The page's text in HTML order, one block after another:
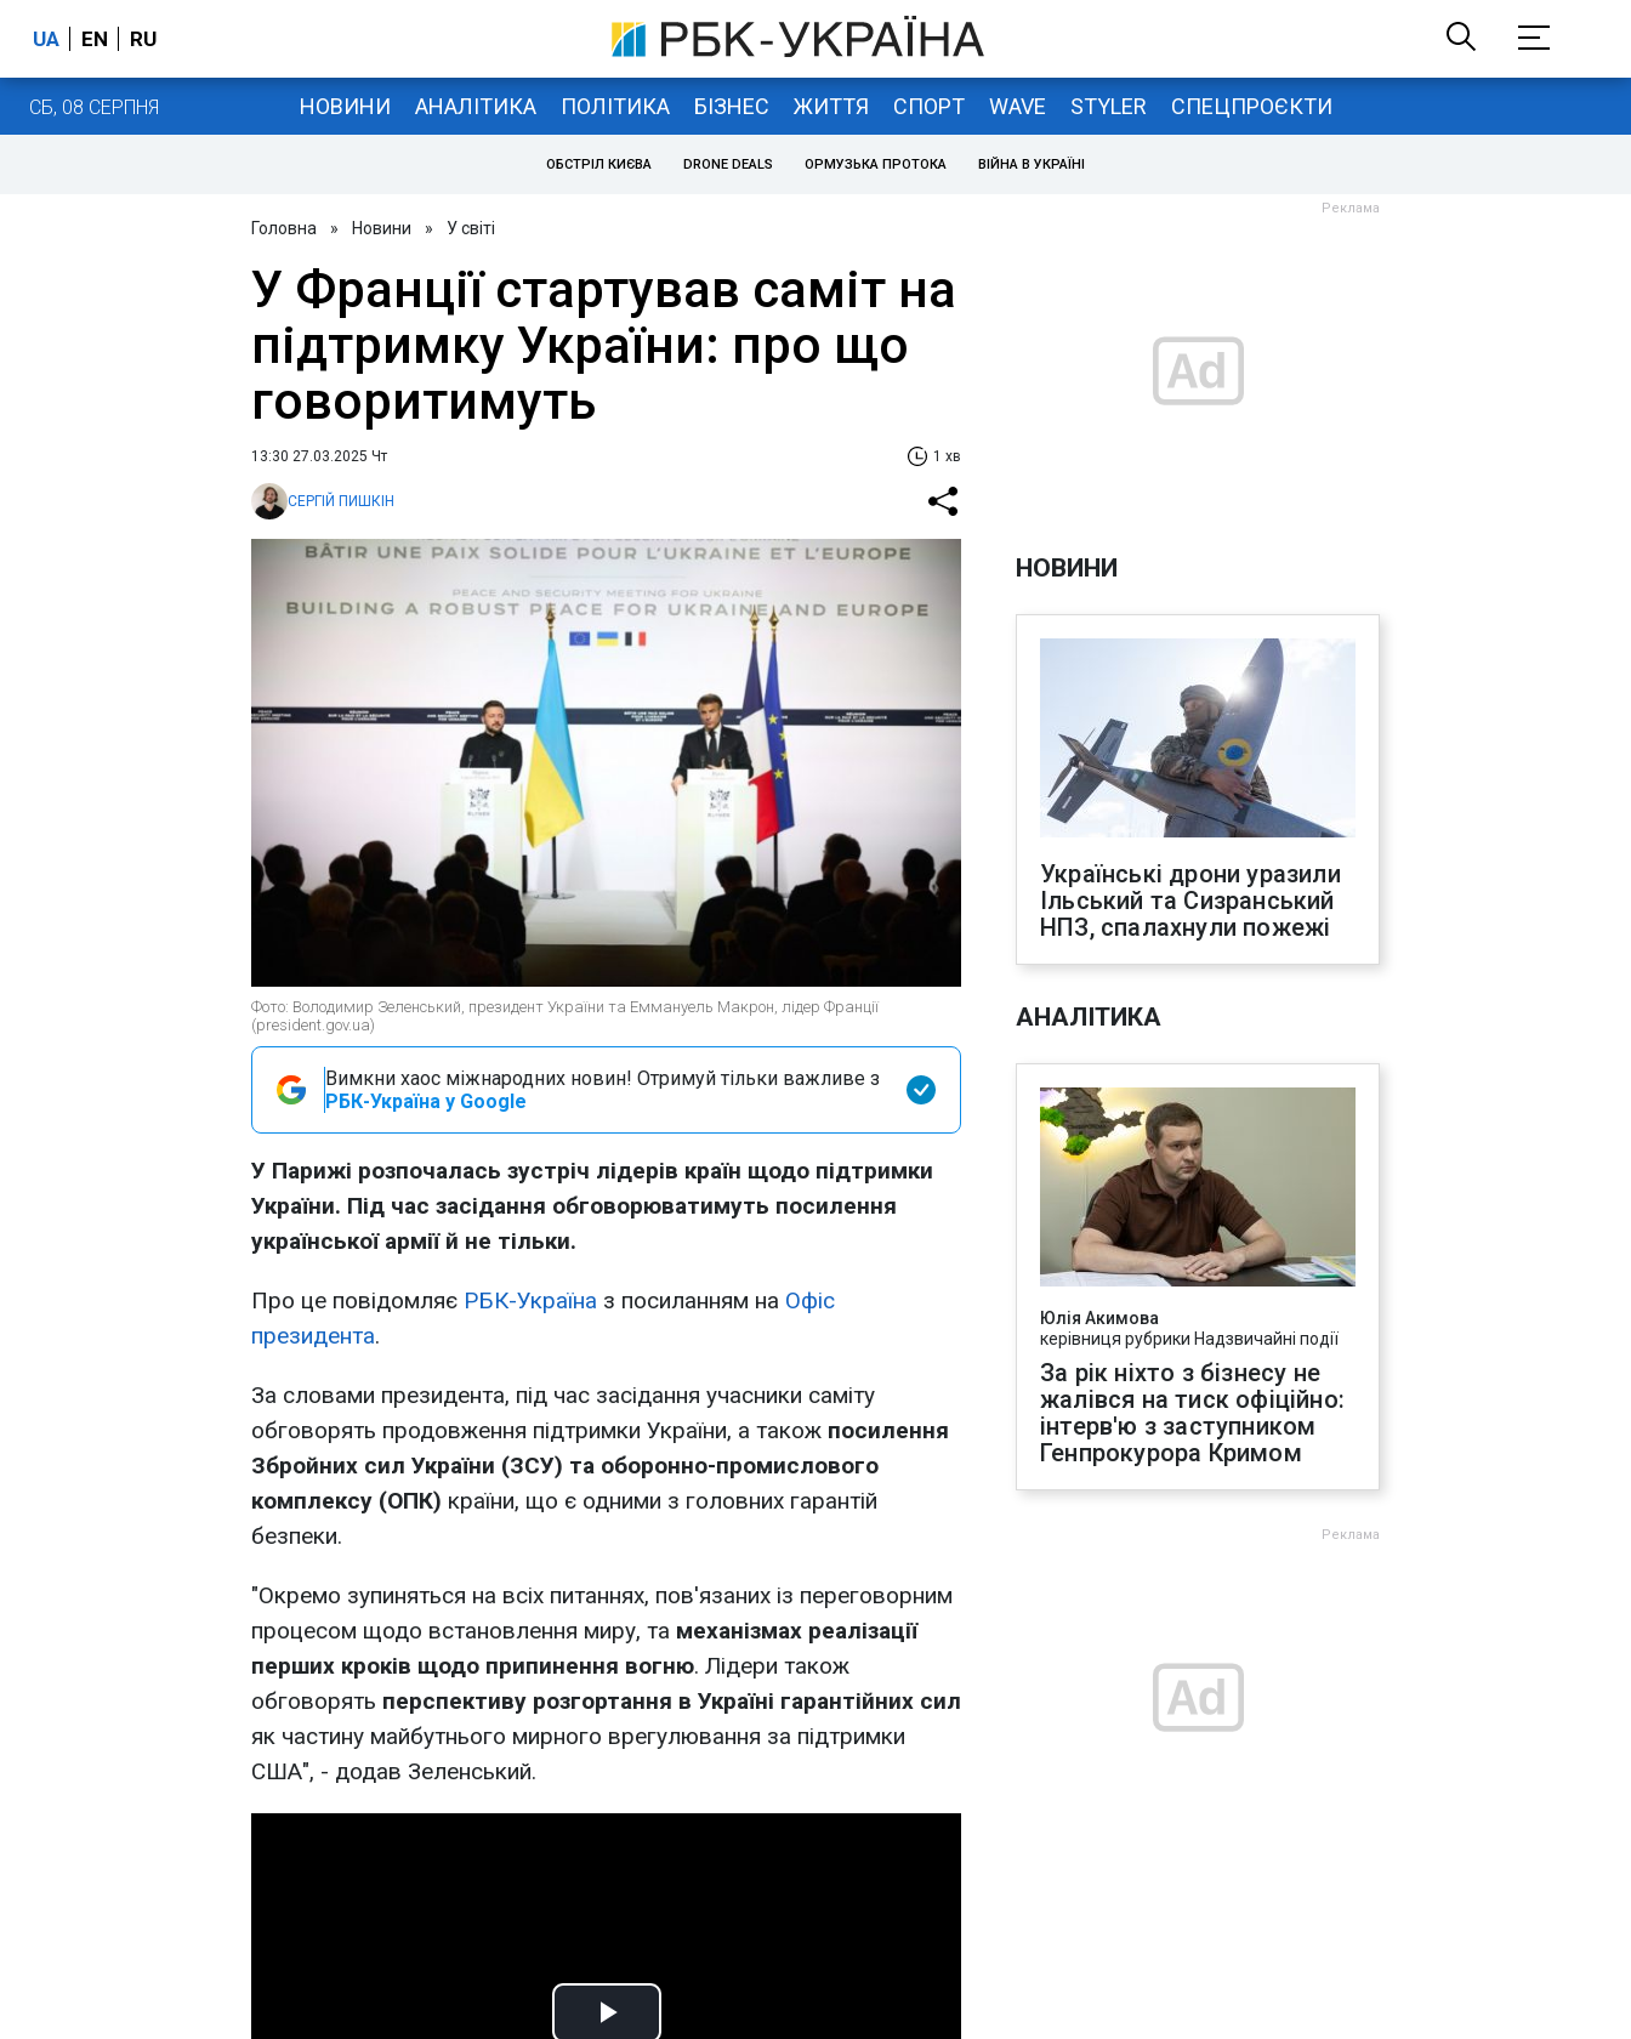
UA EN RU
СБ, 08 СЕРПНЯ НОВИНИ АНАЛІТИКА ПОЛІТИКА БІЗНЕС ЖИТТЯ СПОРТ WAVE STYLER СПЕЦПРОЄКТИ
ОБСТРІЛ КИЄВА DRONE DEALS ОРМУЗЬКА ПРОТОКА ВІЙНА В УКРАЇНІ
Головна » Новини » У світі
У Франції стартував саміт на
підтримку України: про що
говоритимуть
13:30 27.03.2025 Чт 1 хв
СЕРГІЙ ПИШКІН
Фото: Володимир Зеленський, президент України та Еммануель Макрон, лідер Франції
(president.gov.ua)
Вимкни хаос міжнародних новин! Отримуй тільки важливе з
РБК-Україна у Google
У Парижі розпочалась зустріч лідерів країн щодо підтримки
України. Під час засідання обговорюватимуть посилення
української армії й не тільки.
Про це повідомляє РБК-Україна з посиланням на Офіс
президента.
За словами президента, під час засідання учасники саміту
обговорять продовження підтримки України, а також посилення
Збройних сил України (ЗСУ) та оборонно-промислового
комплексу (ОПК) країни, що є одними з головних гарантій
безпеки.
"Окремо зупиняться на всіх питаннях, пов'язаних із переговорним
процесом щодо встановлення миру, та механізмах реалізації
перших кроків щодо припинення вогню. Лідери також
обговорять перспективу розгортання в Україні гарантійних сил
як частину майбутнього мирного врегулювання за підтримки
США", - додав Зеленський.
НОВИНИ
Українські дрони уразили
Ільський та Сизранський
НПЗ, спалахнули пожежі
АНАЛІТИКА
Юлія Акимова
керівниця рубрики Надзвичайні події
За рік ніхто з бізнесу не
жалівся на тиск офіційно:
інтерв'ю з заступником
Генпрокурора Кримом